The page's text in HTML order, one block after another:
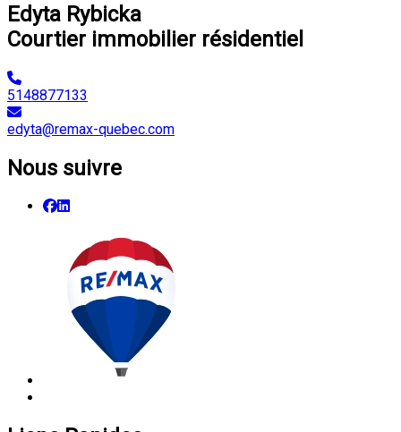
Edyta Rybicka
Courtier immobilier résidentiel
5148877133
edyta@remax-quebec.com
Nous suivre